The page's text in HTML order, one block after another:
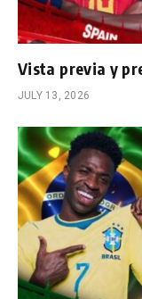
Vista previa y
JULY 13, 2026